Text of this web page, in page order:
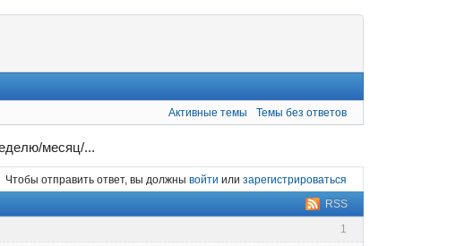
Активные темы Темы без ответов
месяц/...
Чтобы отправить ответ, вы должны войти или зарегистрироваться
RSS
1